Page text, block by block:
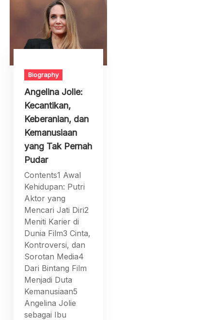
Biography
Angelina Jolie:
Kecantikan,
Keberanian, dan
Kemanusiaan
yang Tak Pernah
Pudar
Contents1 Awal
Kehidupan: Putri
Aktor yang
Mencari Jati Diri2
Meniti Karier di
Dunia Film3 Cinta,
Kontroversi, dan
Sorotan Media4
Dari Bintang Film
Menjadi Duta
Kemanusiaan5
Angelina Jolie
sebagai Ibu